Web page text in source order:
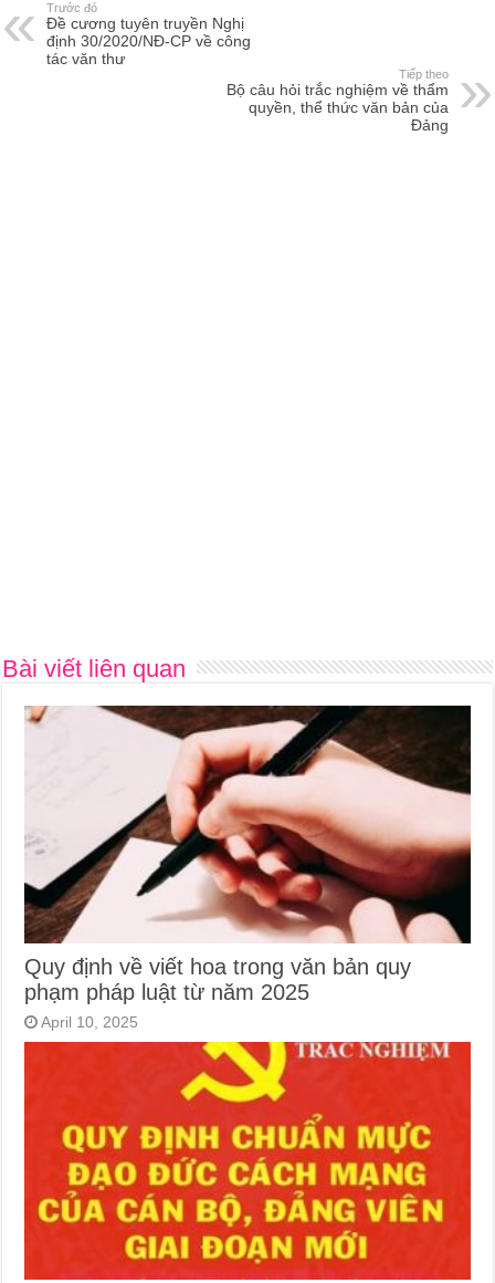
Trước đó
Đề cương tuyên truyền Nghị
định 30/2020/NĐ-CP về công
tác văn thư
Tiếp theo
Bộ câu hỏi trắc nghiệm về thẩm
quyền, thể thức văn bản của
Đảng
Bài viết liên quan
Quy định về viết hoa trong văn bản quy
phạm pháp luật từ năm 2025
April 10, 2025